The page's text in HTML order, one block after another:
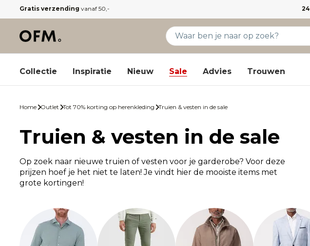
Gratis verzending vanaf 50,- 24
Collectie Inspiratie Nieuw Sale Advies Trouwen
Home Outlet Tot 70% korting op herenkleding Truien & vesten in de sale
Truien & vesten in de sale
Op zoek naar nieuwe truien of vesten voor je garderobe? Voor deze
prijzen hoef je het niet te laten! Je vindt hier de mooiste items met
grote kortingen!